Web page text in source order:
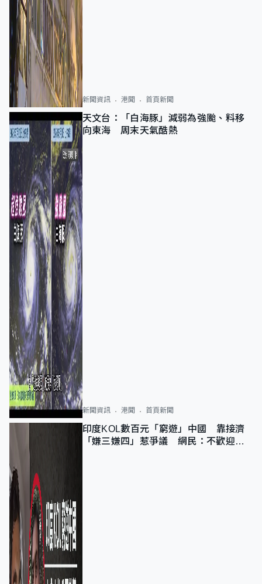
新聞資訊 港聞 首頁新聞
天文台：「白海豚」減弱為強颱、料移
向東海 周末天氣酷熱
新聞資訊 港聞 首頁新聞
印度KOL數百元「窮遊」中國 靠接濟
「嫌三嫌四」惹爭議 網民：不歡迎劣